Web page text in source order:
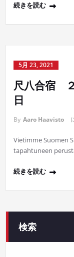
続きを読む
5月 23, 2021
尺八合宿
日
By Aaro Haavisto
Vietimme Suomen
tapahtuneen
続きを読む
検索